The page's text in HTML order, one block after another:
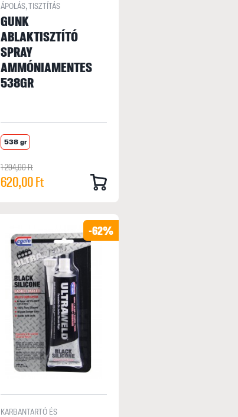
ÁPOLÁS, TISZTÍTÁS
GUNK
ABLAKTISZTÍTÓ
SPRAY
AMMÓNIAMENTES
538GR
538 gr
1 294,00 Ft
620,00 Ft
-62%
KARBANTARTÓ ÉS